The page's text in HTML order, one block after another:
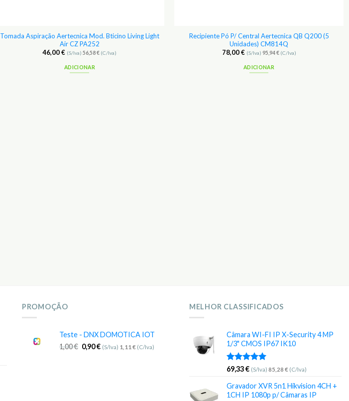
Tomada Aspiração Aertecnica Mod. Bticino Living Light
Air CZ PA252
46,00€ (S/Iva)56,58€ (C/Iva)
ADICIONAR
Recipiente Pó P/ Central Aertecnica QB Q200 (5
Unidades) CM814Q
78,00€ (S/Iva) 95,94€(C/Iva)
ADICIONAR
PROMOÇÃO
Teste - DNX DOMOTICA IOT
1,00€ 0,90€ (S/Iva) 1,11€ (C/Iva)
MELHOR CLASSIFICADOS
Câmara WI-FI IP X-Security 4 MP
1/3" CMOS IP67 IK10
Avaliação
69,33€ (S/Iva) 85,28 € (C/Iva)
Gravador XVR 5n1 Hikvision 4CH +
1CH IP 1080p p/ Câmaras IP